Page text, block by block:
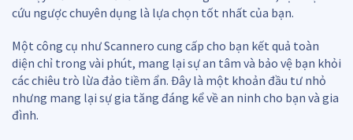
cứu ngược chuyên dụng là lựa chọn tốt nhất của bạn.
Một công cụ như Scannero cung cấp cho bạn kết quả toàn
diện chỉ trong vài phút, mang lại sự an tâm và bảo vệ bạn khỏi
các chiêu trò lừa đảo tiềm ẩn. Đây là một khoản đầu tư nhỏ
nhưng mang lại sự gia tăng đáng kể về an ninh cho bạn và gia
đình.